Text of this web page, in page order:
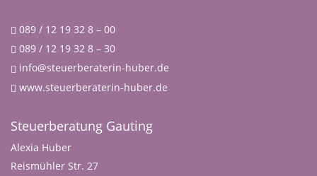
089 / 12 19 32 8 – 00
089 / 12 19 32 8 – 30
info@steuerberaterin-huber.de
www.steuerberaterin-huber.de
Steuerberatung Gauting
Alexia Huber
Reismühler Str. 27